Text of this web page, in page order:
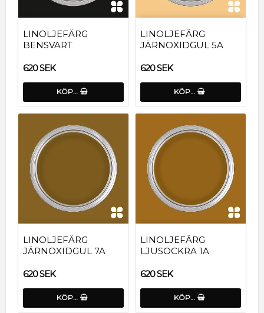
LINOLJEFÄRG
BENSVART
620 SEK
KÖP…
LINOLJEFÄRG
JÄRNOXIDGUL 5A
620 SEK
KÖP…
LINOLJEFÄRG
JÄRNOXIDGUL 7A
620 SEK
KÖP…
LINOLJEFÄRG
LJUSOCKRA 1A
620 SEK
KÖP…